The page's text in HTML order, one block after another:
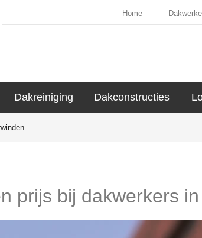
Home
Dakreiniging Dakconstructies
prijs bij dakwerkers